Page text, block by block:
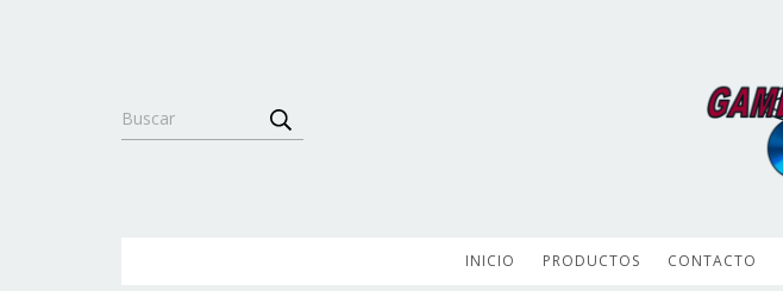
INICIO PRODUCTOS CONTACTO